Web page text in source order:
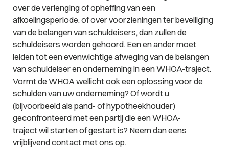
over de verlenging of opheffing van een
afkoelingsperiode, of over voorzieningen ter beveiliging
van de belangen van schuldeisers, dan zullen de
schuldeisers worden gehoord. Een en ander moet
leiden tot een evenwichtige afweging van de belangen
van schuldeiser en onderneming in een WHOA-traject.
Vormt de WHOA wellicht ook een oplossing voor de
schulden van uw onderneming? Of wordt u
(bijvoorbeeld als pand- of hypotheekhouder)
geconfronteerd met een partij die een WHOA-
traject wil starten of gestart is? Neem dan eens
vrijblijvend contact met ons op.